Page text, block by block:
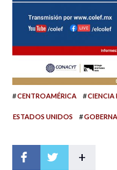
#CENTROAMÉRICA #CIENCIA
ESTADOS UNIDOS #
+